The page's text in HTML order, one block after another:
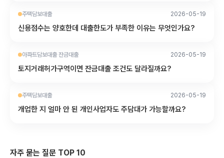
주택담보대출 2026-05-19
신용점수는 양호한데 대출한도가 부족한 이유는 무엇인가요?
아파트담보대출 잔금대출 2026-05-19
토지거래허가구역이면 잔금대출 조건도 달라질까요?
주택담보대출 2026-05-19
개업한 지 얼마 안 된 개인사업자도 주담대가 가능할까요?
자주 묻는 질문 TOP 10